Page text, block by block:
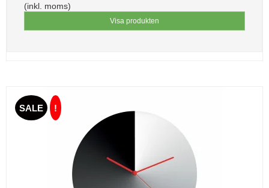
(inkl. moms)
Visa produkten
SALE !